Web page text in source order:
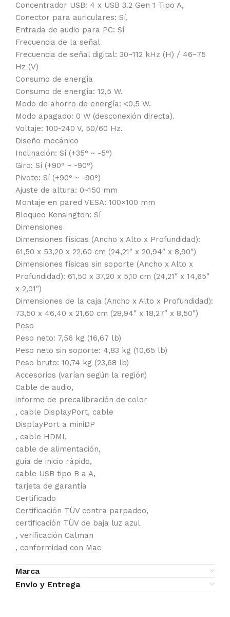
Concentrador USB: 4 x USB 3.2 Gen 1 Tipo A,
Conector para auriculares: Sí,
Entrada de audio para PC: Sí
Frecuencia de la señal
Frecuencia de señal digital: 30~112 kHz (H) / 46~75
Hz (V)
Consumo de energía
Consumo de energía: 12,5 W.
Modo de ahorro de energía: <0,5 W.
Modo apagado: 0 W (desconexión directa).
Voltaje: 100-240 V, 50/60 Hz.
Diseño mecánico
Inclinación: Sí (+35° ~ -5°)
Giro: Sí (+90° ~ -90°)
Pivote: Sí (+90° ~ -90°)
Ajuste de altura: 0~150 mm
Montaje en pared VESA: 100×100 mm
Bloqueo Kensington: Sí
Dimensiones
Dimensiones físicas (Ancho x Alto x Profundidad):
61,50 x 53,20 x 22,60 cm (24,21″ x 20,94″ x 8,90″)
Dimensiones físicas sin soporte (Ancho x Alto x
Profundidad): 61,50 x 37,20 x 5,10 cm (24,21″ x 14,65″
x 2,01″)
Dimensiones de la caja (Ancho x Alto x Profundidad):
73,50 x 46,40 x 21,60 cm (28,94″ x 18,27″ x 8,50″)
Peso
Peso neto: 7,56 kg (16,67 lb)
Peso neto sin soporte: 4,83 kg (10,65 lb)
Peso bruto: 10,74 kg (23,68 lb)
Accesorios (varían según la región)
Cable de audio,
informe de precalibración de color
, cable DisplayPort, cable
DisplayPort a miniDP
, cable HDMI,
cable de alimentación,
guía de inicio rápido,
cable USB tipo B a A,
tarjeta de garantía
Certificado
Certificación TÜV contra parpadeo,
certificación TÜV de baja luz azul
, verificación Calman
, conformidad con Mac
Marca
Envío y Entrega